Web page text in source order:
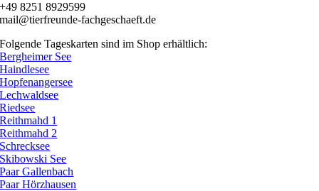
+49 8251 8929599
mail@tierfreunde-fachgeschaeft.de
Folgende Tageskarten sind im Shop erhältlich:
Bergheimer See
Haindlesee
Hopfenangersee
Lechwaldsee
Riedsee
Reithmahd 1
Reithmahd 2
Schrecksee
Skibowski See
Paar Gallenbach
Paar Hörzhausen